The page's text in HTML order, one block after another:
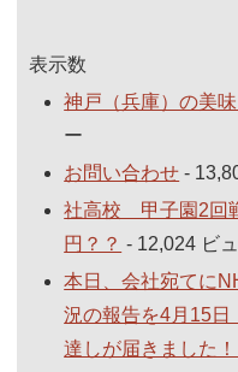
表示数
神戸（兵庫）の美
ー
お問い合わせ -
社高校 甲子園2回
円？？ - 12,024 ビ
本日、会社宛てに
況の報告を4月15日
達しが届きました！